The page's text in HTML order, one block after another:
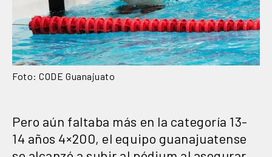
Foto: CODE Guanajuato
Pero aún faltaba más en la categoría 13-
14 años 4×200, el equipo guanajuatense